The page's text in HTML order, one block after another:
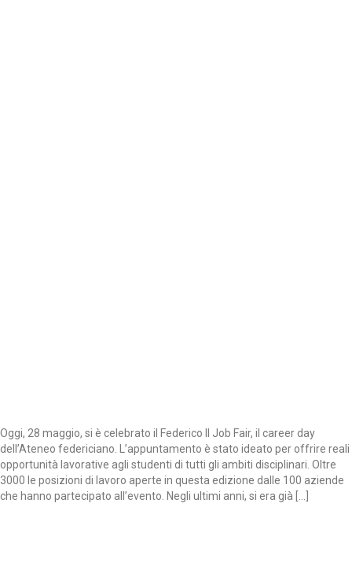
Oggi, 28 maggio, si è celebrato il Federico II Job Fair, il career day
dell’Ateneo federiciano. L’appuntamento è stato ideato per offrire reali
opportunità lavorative agli studenti di tutti gli ambiti disciplinari. Oltre
3000 le posizioni di lavoro aperte in questa edizione dalle 100 aziende
che hanno partecipato all’evento. Negli ultimi anni, si era già […]